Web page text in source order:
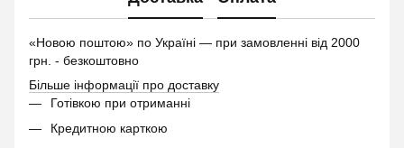
«Новою поштою» по Україні — при замовленні від 2000
грн. - безкоштовно
Більше інформації про доставку
Готівкою при отриманні
Кредитною карткою